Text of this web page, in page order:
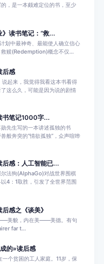
，是一本颇难定位的书，至少
》读书笔记：“救...
划中最神奇、最能使人确立信心
救赎(Redemption)概念不仅...
后感
起来，我觉得我看这本书看得
这么久，可能是因为说的剧情
书笔记1000字...
勋先生写的一本讲述孤独的书
般奔突的“情欲孤独”，众声喧哗
后感：人工智能已...
尔法狗(AlphaGo)对战世界围棋
4：1取胜，引发了全世界范围
后感之《谈美》
美貌，内在美――美德。有句
far t...
的»读后感
一个贫困的工人家庭。11岁，保